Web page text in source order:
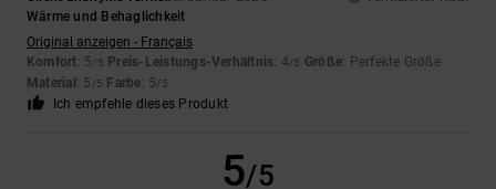
Wärme und Behaglichkeit
Original anzeigen - Français
Komfort: 5/5 Preis-Leistungs-Verhältnis: 4/5 Größe: Perfekte Größe
Material : 5 /5 Farbe: 5/5
Ich empfehle dieses Produkt
5/5